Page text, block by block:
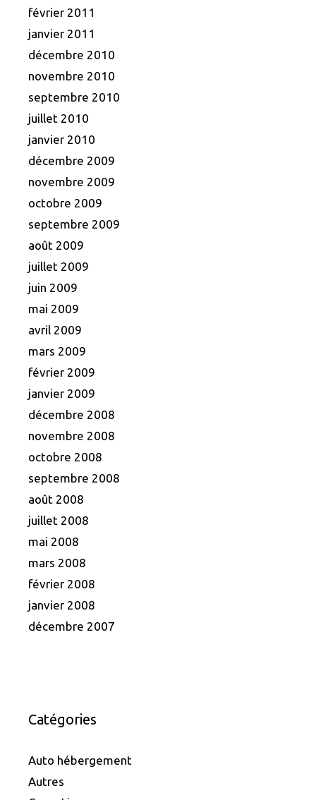
février 2011
janvier 2011
décembre 2010
novembre 2010
septembre 2010
juillet 2010
janvier 2010
décembre 2009
novembre 2009
octobre 2009
septembre 2009
août 2009
juillet 2009
juin 2009
mai 2009
avril 2009
mars 2009
février 2009
janvier 2009
décembre 2008
novembre 2008
octobre 2008
septembre 2008
août 2008
juillet 2008
mai 2008
mars 2008
février 2008
janvier 2008
décembre 2007
Catégories
Auto hébergement
Autres